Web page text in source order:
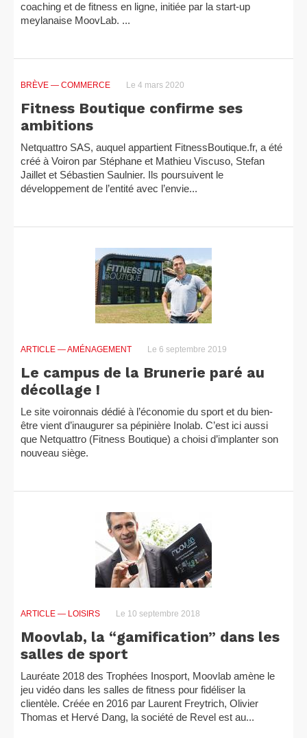
coaching et de fitness en ligne, initiée par la start-up
meylanaise MoovLab. ...
BRÈVE — COMMERCE Le 4 mars 2020
Fitness Boutique confirme ses
ambitions
Netquattro SAS, auquel appartient FitnessBoutique.fr, a été
créé à Voiron par Stéphane et Mathieu Viscuso, Stefan
Jaillet et Sébastien Saulnier. Ils poursuivent le
développement de l’entité avec l’envie...
ARTICLE — AMÉNAGEMENT Le 6 septembre 2019
Le campus de la Brunerie paré au
décollage !
Le site voironnais dédié à l’économie du sport et du bien-
être vient d’inaugurer sa pépinière Inolab. C’est ici aussi
que Netquattro (Fitness Boutique) a choisi d’implanter son
nouveau siège.
ARTICLE — LOISIRS Le 10 septembre 2018
Moovlab, la “gamification” dans les
salles de sport
Lauréate 2018 des Trophées Inosport, Moovlab amène le
jeu vidéo dans les salles de fitness pour fidéliser la
clientèle. Créée en 2016 par Laurent Freytrich, Olivier
Thomas et Hervé Dang, la société de Revel est au...